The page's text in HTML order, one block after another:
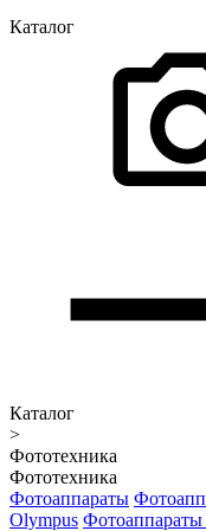
Каталог
Каталог
>
Фототехника
Фототехника
Фотоаппараты
Olympus Фотоаппараты